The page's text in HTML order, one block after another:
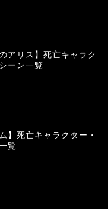
アリス】死亡キャラク
ーン一覧
】死亡キャラクター・
覧